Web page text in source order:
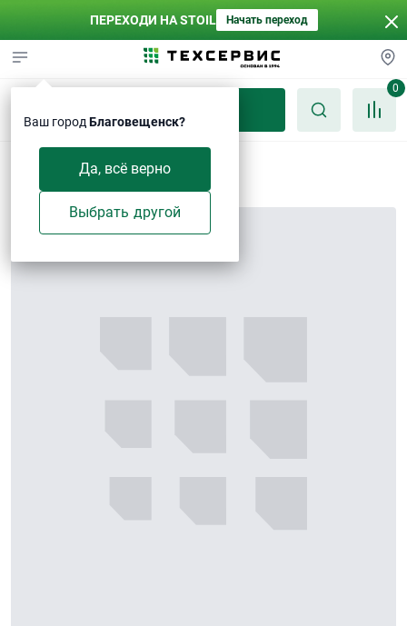
ПЕРЕХОДИ НА STOIL Начать переход
Ваш город Благовещенск?
Да, всё верно
Выбрать другой
0
Трубка